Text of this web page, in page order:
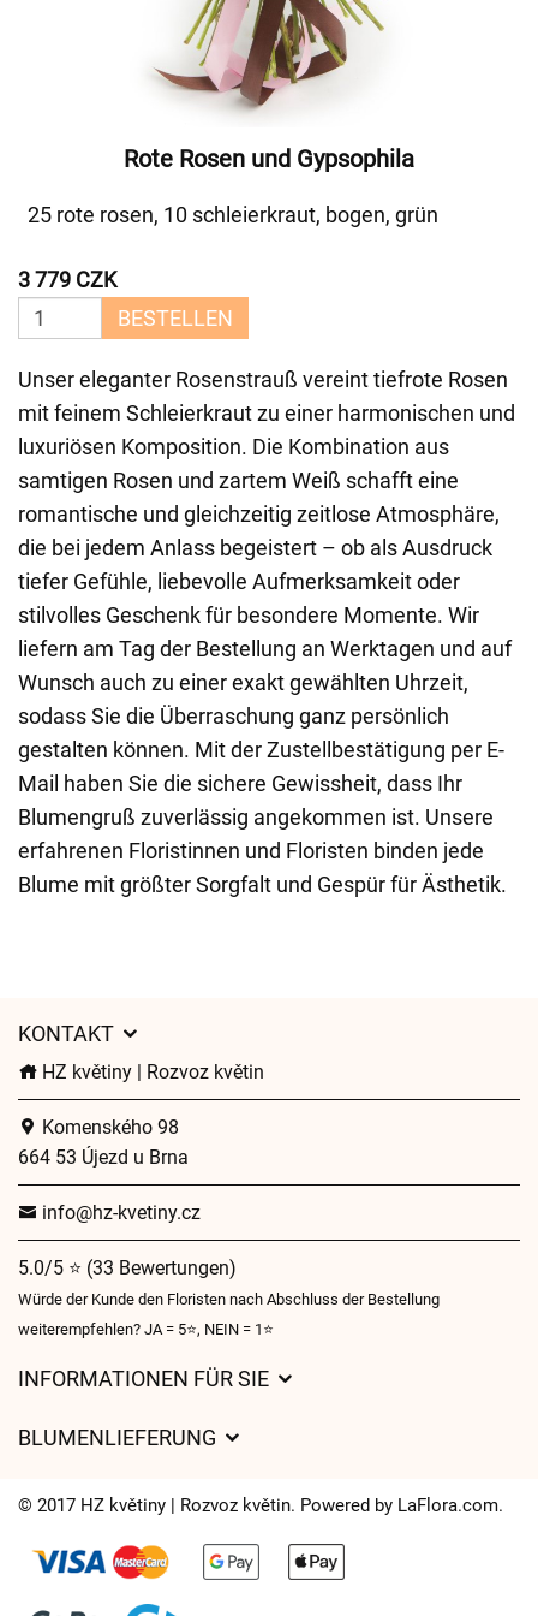
Rote Rosen und Gypsophila
25 rote rosen, 10 schleierkraut, bogen, grün
3 779 CZK
BESTELLEN
Unser eleganter Rosenstrauß vereint tiefrote Rosen
mit feinem Schleierkraut zu einer harmonischen und
luxuriösen Komposition. Die Kombination aus
samtigen Rosen und zartem Weiß schafft eine
romantische und gleichzeitig zeitlose Atmosphäre,
die bei jedem Anlass begeistert – ob als Ausdruck
tiefer Gefühle, liebevolle Aufmerksamkeit oder
stilvolles Geschenk für besondere Momente. Wir
liefern am Tag der Bestellung an Werktagen und auf
Wunsch auch zu einer exakt gewählten Uhrzeit,
sodass Sie die Überraschung ganz persönlich
gestalten können. Mit der Zustellbestätigung per E-
Mail haben Sie die sichere Gewissheit, dass Ihr
Blumengruß zuverlässig angekommen ist. Unsere
erfahrenen Floristinnen und Floristen binden jede
Blume mit größter Sorgfalt und Gespür für Ästhetik.
KONTAKT
HZ květiny | Rozvoz květin
Komenského 98
664 53 Újezd u Brna
info@hz-kvetiny.cz
5.0/5 ⭐ (33 Bewertungen)
Würde der Kunde den Floristen nach Abschluss der Bestellung
weiterempfehlen? JA = 5⭐, NEIN = 1⭐
INFORMATIONEN FÜR SIE
Lieferzeiten für Blumen – Übersicht der Möglichkeiten
BLUMENLIEFERUNG
Wohin wir Blumen liefern
Cookies
© 2017 HZ květiny | Rozvoz květin. Powered by LaFlora.com.